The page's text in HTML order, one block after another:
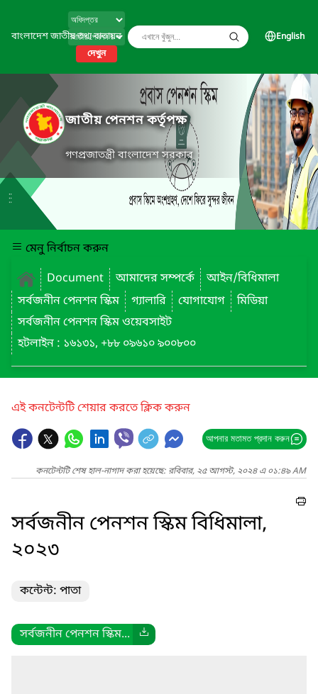
বাংলাদেশ জাতীয় তথ্য বাতায়ন
দেখুন
English
জাতীয় পেনশন কর্তৃপক্ষ
গণপ্রজাতন্ত্রী বাংলাদেশ সরকার
মেনু নির্বাচন করুন
Document
আমাদের সম্পর্কে
আইন/বিধিমালা
সর্বজনীন পেনশন স্কিম
গ্যালারি যোগাযোগ
মিডিয়া
সর্বজনীন পেনশন স্কিম ওয়েবসাইট
হটলাইন : ১৬১৩১, +৮৮ ০৯৬১০ ৯০০৮০০
এই কনটেন্টটি শেয়ার করতে ক্লিক করুন
আপনার মতামত প্রদান করুন
কনটেন্টটি শেষ হাল-নাগাদ করা হয়েছে: রবিবার, ২৫ আগস্ট, ২০২৪ এ ০১:৪৯ AM
সর্বজনীন পেনশন স্কিম বিধিমালা,
২০২৩
কন্টেন্ট: পাতা
সর্বজনীন পেনশন স্কিম...